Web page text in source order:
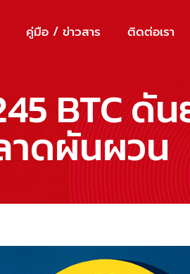
คู่มือ / ข่าวสาร ติดต่อเรา
BTC ดั
าดผันผวน